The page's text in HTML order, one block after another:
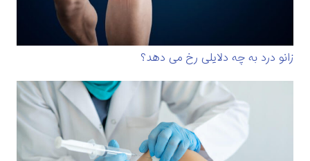
زانو درد به چه دلایلی رخ می دهد؟